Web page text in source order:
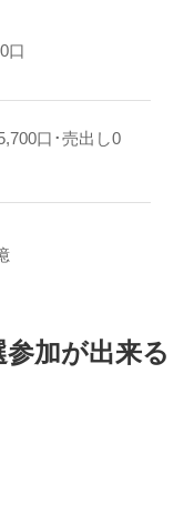
口
口･売出し0
加が出来る